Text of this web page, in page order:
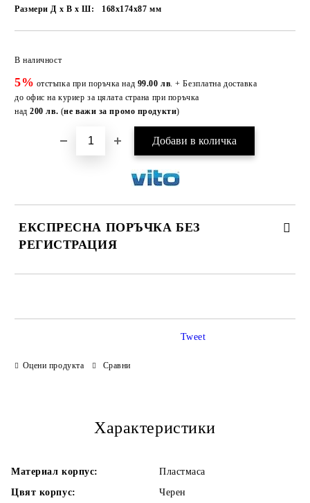
Размери Д х В х Ш:
168x174x87мм
В наличност
5% отстъпка при поръчка над 99.00 лв. + Безплатна доставка
до офис на куриер за цялата страна при поръчка
над 200 лв. (не важи за промо продукти)
ЕКСПРЕСНА ПОРЪЧКА БЕЗ
РЕГИСТРАЦИЯ
Оцени продукта Сравни
Tweet
Характеристики
Материал корпус:
Пластмаса
Цвят корпус:
Черен